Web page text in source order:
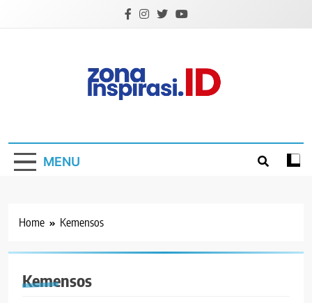
MENU
Home Kemensos
Kemensos